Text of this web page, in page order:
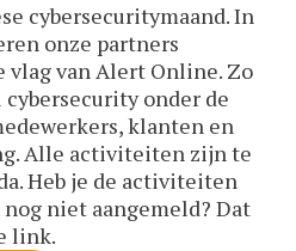
cybersecuritymaand. In
onze partners
van Alert Online. Zo
onder de
klanten en
Alle activiteiten zijn te
Heb je de activiteiten
niet aangemeld? Dat
link.